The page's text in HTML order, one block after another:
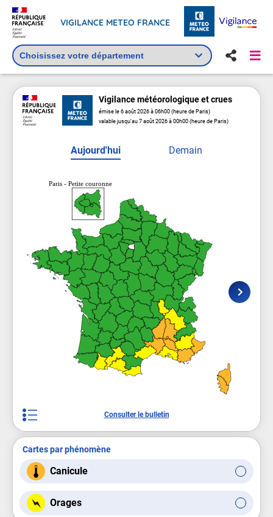
VIGILANCE METEO FRANCE
Vigilancemétéorologique et crues
émise le 6 août 2026 à 06h00 (heure de Paris)
valable jusqu'au 7 août 2026 à 00h00 (heure de Paris)
Aujourd'hui Demain
Paris - Petite couronne
Consulter le bulletin
Cartes par phénomène
Canicule
Orages